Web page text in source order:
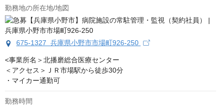
勤務地の所在地/地図
675-1327 兵庫県小野市市場町926-250
<事業所名＞北播磨総合医療センター
＜アクセス＞ＪＲ市場駅から徒歩30分
・マイカー通勤可
勤務時間